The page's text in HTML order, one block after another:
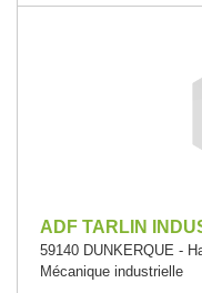
ADF TARLIN
59140 DUNKERQUE -
Mécanique industrielle